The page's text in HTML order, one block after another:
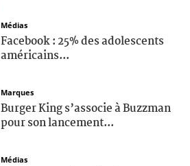
Médias
Facebook : 25% des adolescents
américains...
Marques
Burger King s’associe à Buzzman
pour son lancement...
Médias